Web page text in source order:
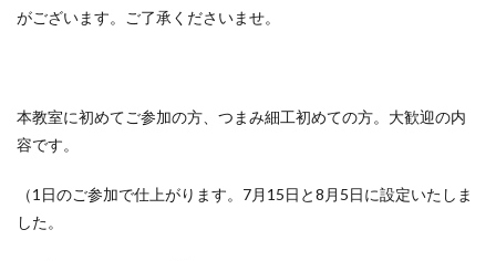
がございます。ご了承くださいませ。
本教室に初めてご参加の方、つまみ細工初めての方。大歓迎の内
容です。
（1日のご参加で仕上がります。7月15日と8月5日に設定いたしま
した。